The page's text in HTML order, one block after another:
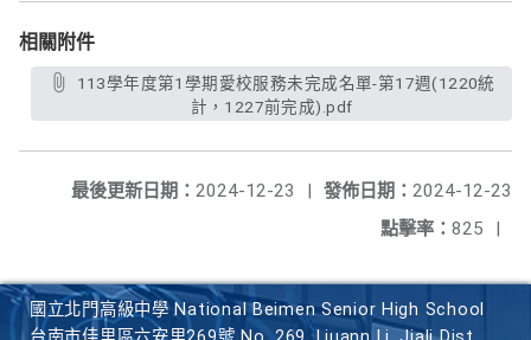
相關附件
計，1227前完成).pdf
發佈日期： 2024-12-23
最後更新日期： 2024-12-23
|
點擊率： 825 |
國立北門高級中學 National Beimen Senior High School